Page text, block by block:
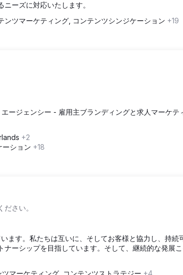
ーズに対応いたします。
ンツマーケティング, コンテンツシンジケーション +19
ージェンシー - 雇用主ブランディングと求人マーケテ
+2
ーション +18
さい。
ます。私たちは互いに、そしてお客様と協力し、持続
ーシップを目指しています。そして、継続的な発展
ツマーケティング, コンテンツストラテジー +4